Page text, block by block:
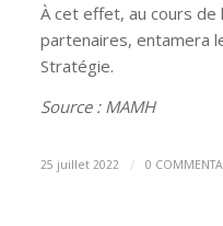
À cet effet, au cours de
partenaires, entamera
Stratégie.
Source : MAMH
25 juillet 2022 / 0